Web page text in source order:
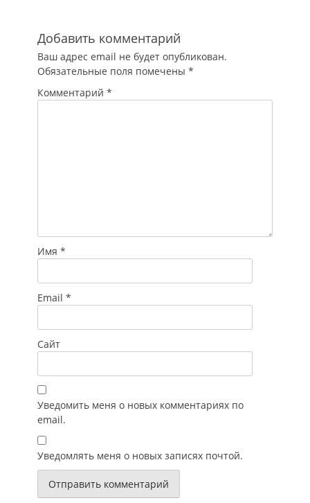
Однако это
напоминает
историю, которая
произошло не так
давно - тогда всех
водителей хотели
Добавить комментарий
Ваш адрес email не будет опубликован.
Обязательные поля помечены *
Комментарий *
Имя *
Email *
Сайт
Уведомить меня о новых комментариях по
email.
Уведомлять меня о новых записях почтой.